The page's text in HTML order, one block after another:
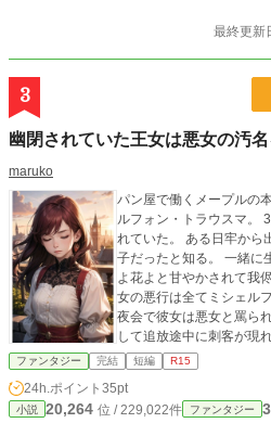
最終更新
3
幽閉されていた王女は悪女の汚
maruko
パン屋で働くメープルの
ルフォン・トラウスマ。
れていた。 ある日牢から
子だったと知る。 一緒に
よ花よと甘やかされて我
女の悪行は全てミシェル
夜会で彼女は悪女と罵ら
して追放途中に刺客が現
フォン。 その後名を変え
シェルフォン)に再び魔の
ォン)を庇って犠牲になっ
「絶対に許さない」 ミシ
ファンタジー 完結 短編 R15
24h.ポイント 35pt
小説 20,264 位 / 229,022件 ファンタジー